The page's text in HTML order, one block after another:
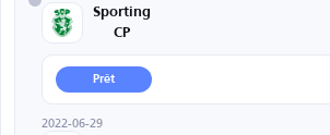
Sporting
CP
Prêt
2022-06-29